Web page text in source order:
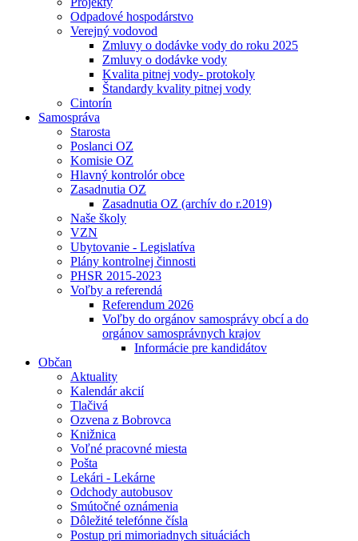
Odpadové hospodárstvo
Verejný vodovod
Zmluvy o dodávke vody do roku 2025
Zmluvy o dodávke vody
Kvalita pitnej vody- protokoly
Štandardy kvality pitnej vody
Cintorín
Samospráva
Starosta
Poslanci OZ
Komisie OZ
Hlavný kontrolór obce
Zasadnutia OZ
Zasadnutia OZ (archív do r.2019)
Naše školy
VZN
Ubytovanie - Legislatíva
Plány kontrolnej činnosti
PHSR 2015-2023
Voľby a referendá
Referendum 2026
Voľby do orgánov samosprávy obcí a do
orgánov samosprávnych krajov
Informácie pre kandidátov
Občan
Aktuality
Kalendár akcií
Tlačivá
Ozvena z Bobrovca
Knižnica
Voľné pracovné miesta
Pošta
Lekári - Lekárne
Odchody autobusov
Smútočné oznámenia
Dôležité telefónne čísla
Postup pri mimoriadnych situáciách